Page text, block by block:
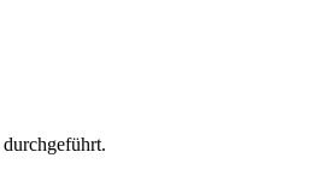
durchgeführt.